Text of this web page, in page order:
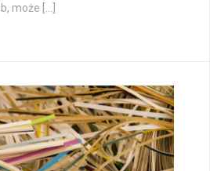
może […]